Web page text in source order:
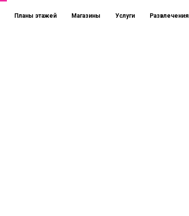
Планы этажей Магазины Услуги Развлечения